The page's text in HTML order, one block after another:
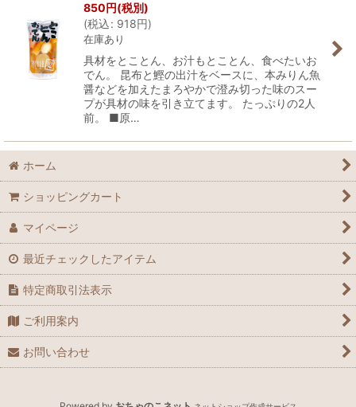
850円(税別)
(税込: 918円)
在庫あり
具材をとことん、お汁もとことん、食べたいお
でん。 昆布と鰹の出汁をベースに、本みりん魚
醤などを加えたまろやかで澄み切った味のスー
プが具材の味を引き立てます。 たっぷりの2人
前。 ■原…
ホーム
ショッピングカート
マイページ
最近チェックしたアイテム
特定商取引法表示
ご利用案内
お問い合わせ